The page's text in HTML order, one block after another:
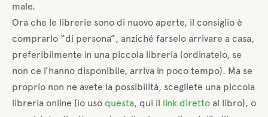
male.
Ora che le librerie sono di nuovo aperte, il consiglio è
comprarlo “di persona”, anziché farselo arrivare a casa,
preferibilmente in una piccola libreria (ordinatelo, se
non ce l’hanno disponibile, arriva in poco tempo). Ma se
proprio non ne avete la possibilità, scegliete una piccola
libreria online (io uso questa, qui il link diretto al libro), o